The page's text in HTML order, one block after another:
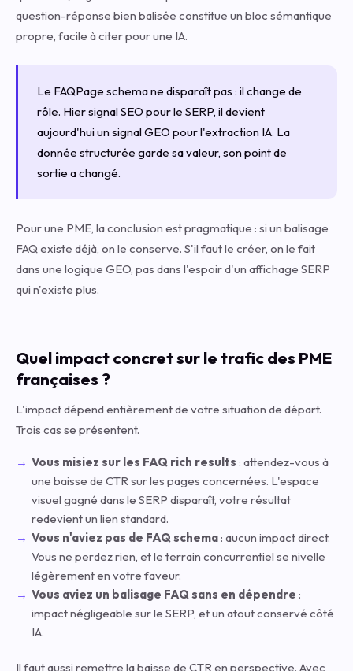
question-réponse bien balisée constitue un bloc sémantique
propre, facile à citer pour une IA.
Le FAQPage schema ne disparaît pas : il change de
rôle. Hier signal SEO pour le SERP, il devient
aujourd'hui un signal GEO pour l'extraction IA. La
donnée structurée garde sa valeur, son point de
sortie a changé.
Pour une PME, la conclusion est pragmatique : si un balisage
FAQ existe déjà, on le conserve. S'il faut le créer, on le fait
dans une logique GEO, pas dans l'espoir d'un affichage SERP
qui n'existe plus.
Quel impact concret sur le trafic des PME
françaises ?
L'impact dépend entièrement de votre situation de départ.
Trois cas se présentent.
Vous misiez sur les FAQ rich results : attendez-vous à
une baisse de CTR sur les pages concernées. L'espace
visuel gagné dans le SERP disparaît, votre résultat
redevient un lien standard.
Vous n'aviez pas de FAQ schema: aucun impact direct.
Vous ne perdez rien, et le terrain concurrentiel se nivelle
légèrement en votre faveur.
Vous aviez un balisage FAQ sans en dépendre :
impact négligeable sur le SERP, et un atout conservé côté
IA.
Il faut aussi remettre la baisse de CTR en perspective. Avec